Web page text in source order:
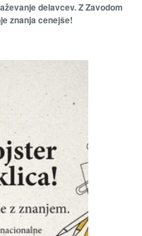
delavcev. Z Zavodom
znanja cenejše!